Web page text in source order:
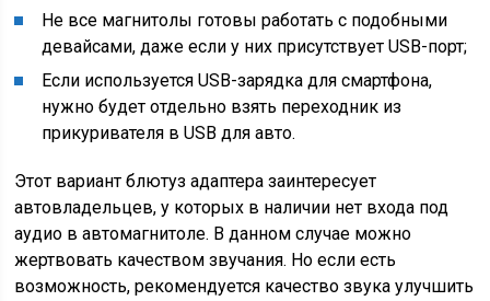
Не все магнитолы готовы работать с подобными
девайсами, даже если у них присутствует USB-порт;
Если используется USB-зарядка для смартфона,
нужно будет отдельно взять переходник из
прикуривателя в USB для авто.
Этот вариант блютуз адаптера заинтересует
автовладельцев, у которых в наличии нет входа под
аудио в автомагнитоле. В данном случае можно
жертвовать качеством звучания. Но если есть
возможность, рекомендуется качество звука улучшить